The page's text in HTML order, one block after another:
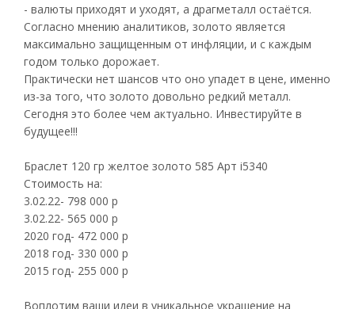
- валюты приходят и уходят, а драгметалл остаётся.
Согласно мнению аналитиков, золото является
максимально защищенным от инфляции, и с каждым
годом только дорожает.
Практически нет шансов что оно упадет в цене, именно
из-за того, что золото довольно редкий металл.
Сегодня это более чем актуально. Инвестируйте в
будущее!!!
Браслет 120 гр желтое золото 585 Арт i5340
Стоимость на:
3.02.22- 798 000 р
3.02.22- 565 000 р
2020 год- 472 000 р
2018 год- 330 000 р
2015 год- 255 000 р
Воплотим ваши идеи в уникальное украшение на